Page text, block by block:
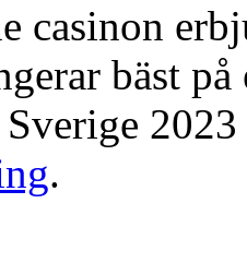
casinon
bäst
Sverige
.